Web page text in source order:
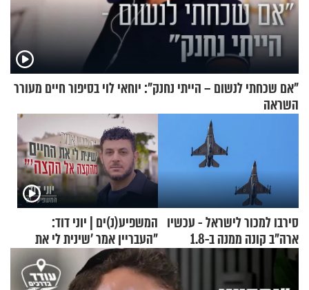
"אם שכחתי לנשום – הייתי נחנק": יוחאי לוי בסיפור חיים מעורר
השראה
סירבו למכור לישראל - עכשיו
ארה"ב קונה ממנה ב-1.8
מיליארד דולר
המשפיע(נ)ים | יוני דוד:
"העבריין אמר 'שינית לי את
החיים מהקצה אל הקצה'"